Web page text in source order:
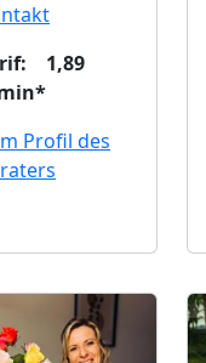
1,89
Profil des